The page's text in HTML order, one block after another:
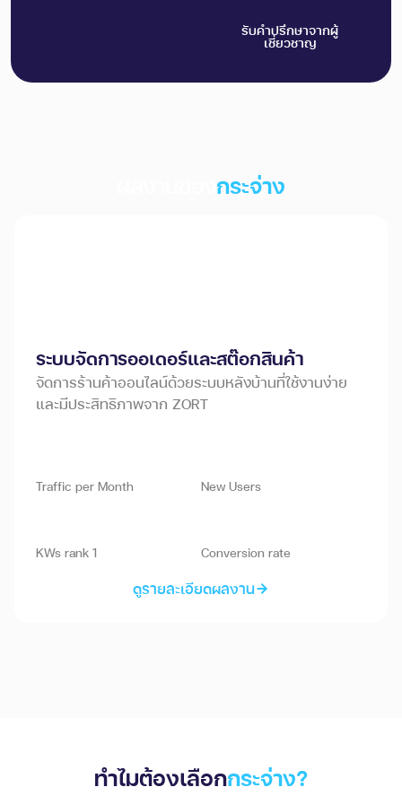
รับคำปรึกษาจากผู้
เชี่ยวชาญ
กระจ่าง
ระบบจัดการออเดอร์และสต๊อกสินค้า
จัดการร้านค้าออนไลน์ด้วยระบบหลังบ้านที่ใช้งานง่าย
และมีประสิทธิภาพจาก ZORT
Traffic per Month New Users
KWs rank 1 Conversion rate
ดูรายละเอียดผลงาน
ทำไมต้องเลือกกระจ่าง?